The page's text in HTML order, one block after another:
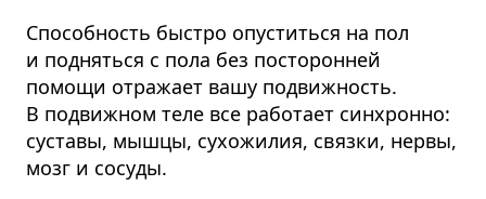
Способность быстро опуститься на пол
и подняться с пола без посторонней
помощи отражает вашу подвижность.
В подвижном теле все работает синхронно:
суставы, мышцы, сухожилия, связки, нервы,
мозг и сосуды.